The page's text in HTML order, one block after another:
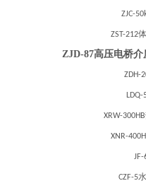
ZJC-
ZST-212
ZJD-87高压电桥介
ZDH-
LDQ-
XRW-300HB
XNR-400H
JF-
CZF-5